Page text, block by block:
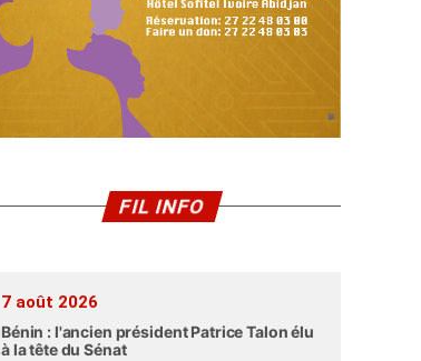
FIL INFO
7 août 2026
Bénin : l'ancien président Patrice Talon élu
à la tête du Sénat